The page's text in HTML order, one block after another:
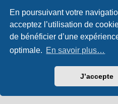
En poursuivant votre
acceptez l’utilisation de
de bénéficier d’une
optimale. En savoir plus…
J’accepte